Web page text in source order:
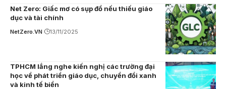
Net Zero: Giấc mơ có sụp đổ nếu thiếu giáo
dục và tài chính
NetZero.VN 13/11/2025
TPHCM lắng nghe kiến nghị các trường đại
học về phát triển giáo dục, chuyển đổi xanh
và kinh tế biển